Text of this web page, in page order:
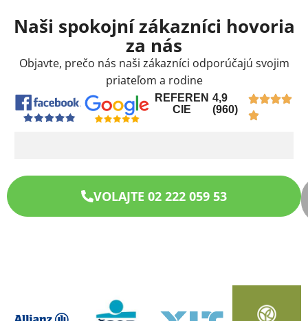
Naši spokojní zákazníci hovoria
za nás
Objavte, prečo nás naši zákazníci odporúčajú svojim
priateľom a rodine
REFEREN
CIE
4,9
(960)
VOLAJTE 02 222 059 53